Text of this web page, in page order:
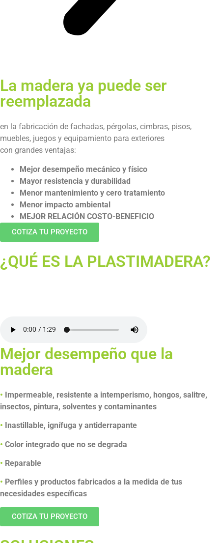
La madera ya puede ser
reemplazada
en la fabricación de fachadas, pérgolas, cimbras, pisos,
muebles, juegos y equipamiento para exteriores
con grandes ventajas:
Mejor desempeño mecánico y físico
Mayor resistencia y durabilidad
Menor mantenimiento y cero tratamiento
Menor impacto ambiental
MEJOR RELACIÓN COSTO-BENEFICIO
COTIZA TU PROYECTO
¿QUÉ ES LA PLASTIMADERA?
Mejor desempeño que la
madera
• Impermeable, resistente a intemperismo, hongos, salitre,
insectos, pintura, solventes y contaminantes
• Inastillable, ignífuga y antiderrapante
• Color integrado que no se degrada
• Reparable
• Perfiles y productos fabricados a la medida de tus
necesidades específicas
COTIZA TU PROYECTO